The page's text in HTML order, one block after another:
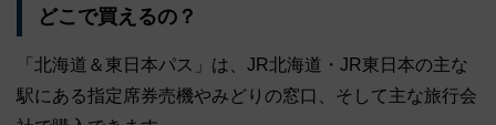
どこで買えるの？
「北海道＆東日本パス」は、JR北海道・JR東日本の主な
駅にある指定席券売機やみどりの窓口、そして主な旅行会